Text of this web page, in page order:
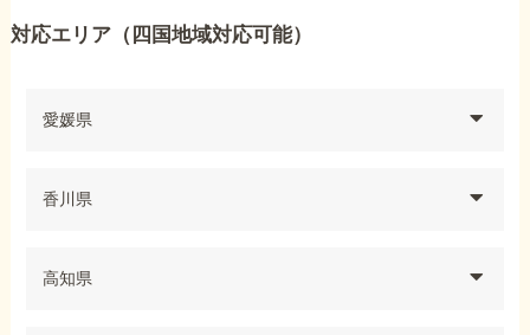
対応エリア（四国地域対応可能）
愛媛県
香川県
高知県